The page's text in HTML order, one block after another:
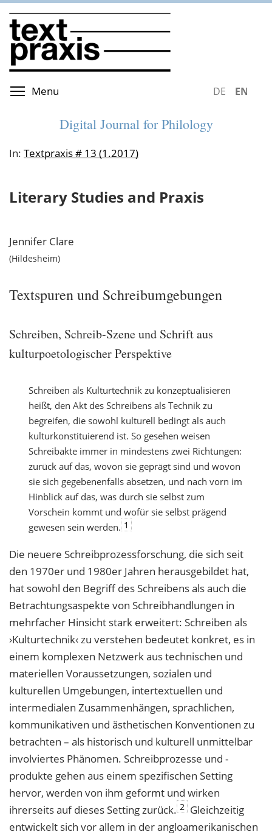
Skip
to
main
content
Menu DEUTSCH
Digital Journal for Philology
In: Textpraxis # 13 (1.2017)
Literary Studies and Praxis
Jennifer Clare
Hildesheim
Textspuren und Schreibumgebungen
Schreiben, Schreib-Szene und Schrift aus
kulturpoetologischer Perspektive
Schreiben als Kulturtechnik zu konzeptualisieren
heißt, den Akt des Schreibens als Technik zu
begreifen, die sowohl kulturell bedingt als auch
kulturkonstituierend ist. So gesehen weisen
Schreibakte immer in mindestens zwei Richtungen:
zurück auf das, wovon sie geprägt sind und wovon
sie sich gegebenenfalls absetzen, und nach vorn im
Hinblick auf das, was durch sie selbst zum
Vorschein kommt und wofür sie selbst prägend
gewesen sein werden. 1
Die neuere Schreibprozessforschung, die sich seit
den 1970er und 1980er Jahren herausgebildet hat,
hat sowohl den Begriff des Schreibens als auch die
Betrachtungsaspekte von Schreibhandlungen in
mehrfacher Hinsicht stark erweitert: Schreiben als
›Kulturtechnik‹ zu verstehen bedeutet konkret, es in
einem komplexen Netzwerk aus technischen und
materiellen Voraussetzungen, sozialen und
kulturellen Umgebungen, intertextuellen und
intermedialen Zusammenhängen, sprachlichen,
kommunikativen und ästhetischen Konventionen zu
betrachten – als historisch und kulturell unmittelbar
involviertes Phänomen. Schreibprozesse und -
produkte gehen aus einem spezifischen Setting
hervor, werden von ihm geformt und wirken
ihrerseits auf dieses Setting zurück. 2 Gleichzeitig
entwickelt sich vor allem in der angloamerikanischen